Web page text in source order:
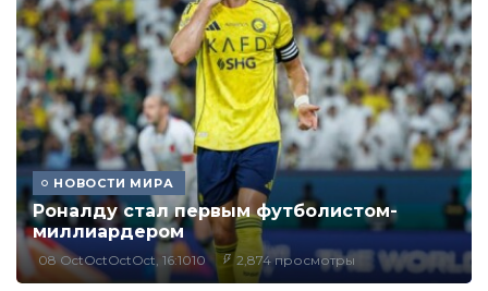
НОВОСТИ МИРА
Роналду стал первым футболистом-
миллиардером
08 OctOctOctOct, 16:1010 2,874 просмотры